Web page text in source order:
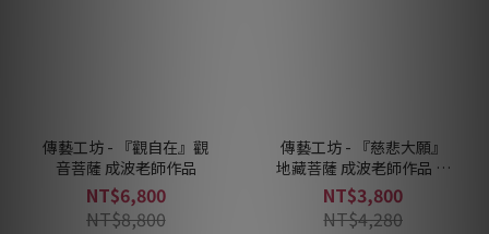
傳藝工坊 - 『觀自在』觀
音菩薩 成波老師作品
NT$6,800
NT$8,800
傳藝工坊 - 『慈悲大願』
地藏菩薩 成波老師作品 地
藏王
NT$3,800
NT$4,280